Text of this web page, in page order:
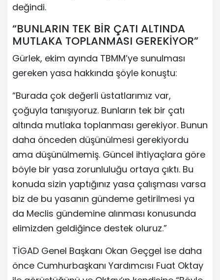
değindi.
“BUNLARIN TEK BİR ÇATI ALTINDA
MUTLAKA TOPLANMASI GEREKİYOR”
Gürlek, ekim ayında TBMM’ye sunulması
gereken yasa hakkında şöyle konuştu:
“Burada çok değerli üstatlarımız var,
çoğuyla tanışıyoruz. Bunların tek bir çatı
altında mutlaka toplanması gerekiyor. Bunun
daha önceden düşünülmesi gerekiyordu
ama düşünülmemiş. Güncel ihtiyaçlara göre
böyle bir yasa zorunluluğu ortaya çıktı. Bu
konuda sizin yaptığınız yasa çalışması varsa
biz de bu yasanın gündeme getirilmesi ya
da Meclis gündemine alınması konusunda
elimizden geldiğince destek oluruz.”
TİGAD Genel Başkanı Okan Geçgel ise daha
önce Cumhurbaşkanı Yardımcısı Fuat Oktay